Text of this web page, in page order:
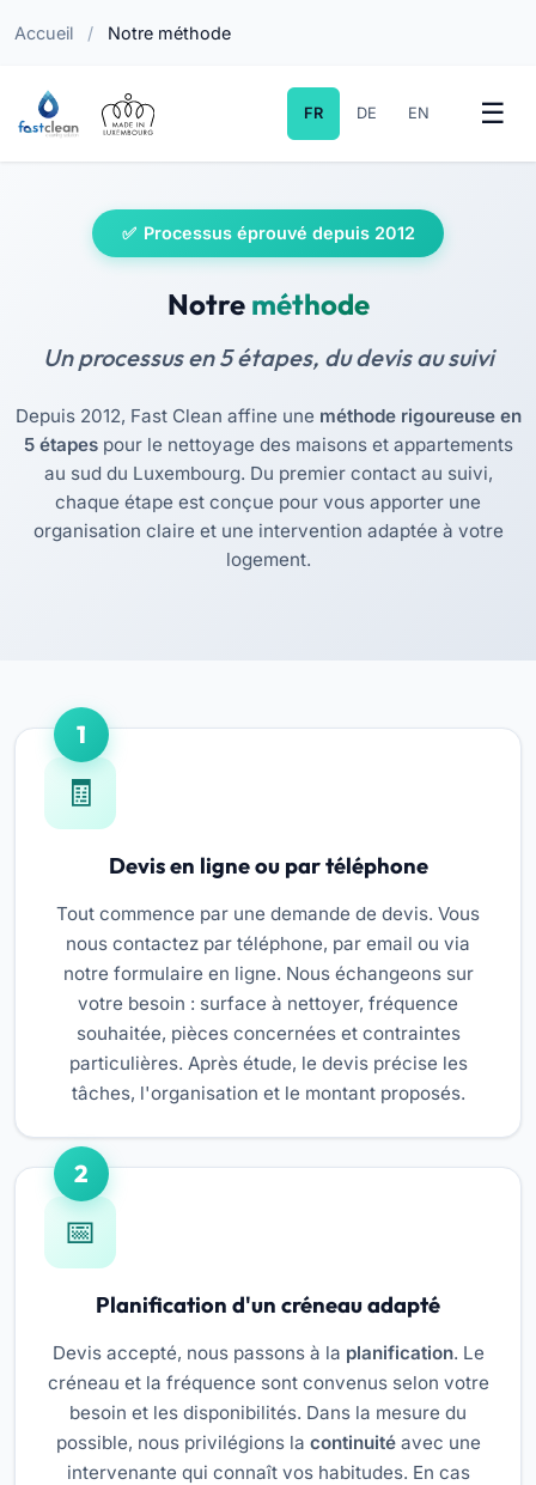
Accueil / Notre méthode
FR DE EN
Processus éprouvé depuis 2012
Notre méthode
Un processus en 5 étapes, du devis au suivi
Depuis 2012, Fast Clean affine une méthode rigoureuse en
5 étapespour le nettoyage des maisons et appartements
au sud du Luxembourg. Du premier contact au suivi,
chaque étape est conçue pour vous apporter une
organisation claire et une intervention adaptée à votre
logement.
1
Devis en ligne ou par téléphone
Tout commence par une demande de devis. Vous
nous contactez par téléphone, par email ou via
notre formulaire en ligne. Nous échangeons sur
votre besoin : surface à nettoyer, fréquence
souhaitée, pièces concernées et contraintes
particulières. Après étude, le devis précise les
tâches, l'organisation et le montant proposés.
2
Planification d'un créneau adapté
Devis accepté, nous passons à la planification. Le
créneau et la fréquence sont convenus selon votre
besoin et les disponibilités. Dans la mesure du
possible, nous privilégions la continuitéavec une
intervenante qui connaît vos habitudes. En cas